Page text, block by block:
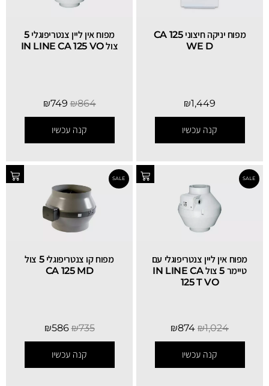
SALE
מפוח יניקה חיצוני CA 125
WE D
₪1,449
קנה עכשיו
מפוח אין ליין צנטריפוגלי 5
צול IN LINE CA 125 VO
₪864
₪749
קנה עכשיו
מפוח אין ליין צנטריפוגלי עם
טיימר 5 צול IN LINE CA
125 T VO
₪1,024
₪874
קנה עכשיו
מפוח קו צנטריפוגלי 5 צול
CA 125 MD
₪735
₪586
קנה עכשיו